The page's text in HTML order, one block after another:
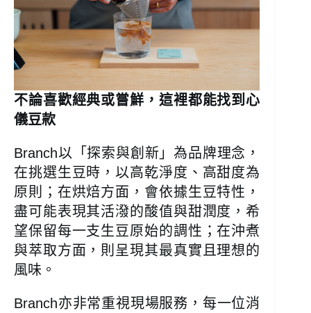
不論喜歡經典或嘗鮮，這裡都能找到心
儀豆款
Branch以「探索與創新」為品牌理念，
在挑選生豆時，以高乾淨度、高甜度為
原則；在烘焙方面，會依據生豆特性，
盡可能表現其活潑的酸值與甜潤度，希
望保留每一支生豆原始的調性；在沖煮
與萃取方面，則呈現其最真實且理想的
風味。
Branch亦非常重視現場服務，每一位消